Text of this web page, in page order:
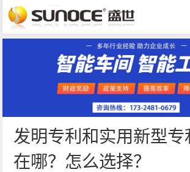
发明专利和实用新型专
在哪？怎么选择？